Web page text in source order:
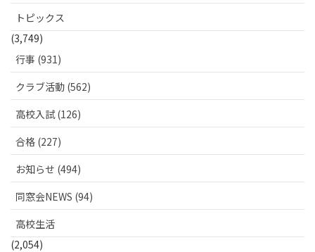
トピックス
(3,749)
行事 (931)
クラブ活動 (562)
高校入試 (126)
合格 (227)
お知らせ (494)
同窓会NEWS (94)
高校生活
(2,054)